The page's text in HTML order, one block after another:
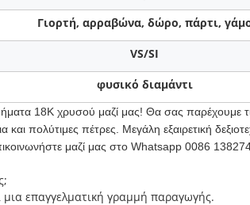
Γιορτή, αρραβώνα, δώρο, πάρτι,
VS/SI
φυσικό διαμάντι
18K χρυσού μαζί μας! Θα σας παρέχουμε
πολύτιμες πέτρες. Μεγάλη εξαιρετική
μαζί μας στο Whatsapp 0086
μια επαγγελματική γραμμή παραγωγής.